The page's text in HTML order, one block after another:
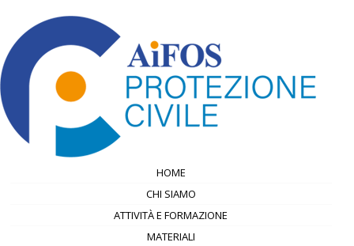
HOME
CHI SIAMO
ATTIVITÀ E FORMAZIONE
MATERIALI